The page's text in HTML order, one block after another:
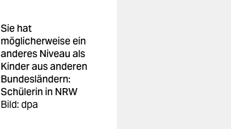
Sie hat
möglicherweise ein
anderes Niveau als
Kinder aus anderen
Bundesländern:
Schülerin in NRW
Bild: dpa